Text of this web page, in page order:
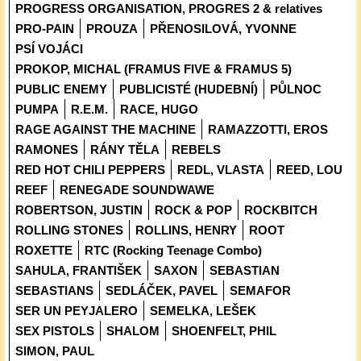
PROGRESS ORGANISATION, PROGRES 2 & relatives
PRO-PAIN
PROUZA
PŘENOSILOVÁ, YVONNE
PSÍ VOJÁCI
PROKOP, MICHAL (FRAMUS FIVE & FRAMUS 5)
PUBLIC ENEMY
PUBLICISTÉ (HUDEBNÍ)
PŮLNOC
PUMPA
R.E.M.
RACE, HUGO
RAGE AGAINST THE MACHINE
RAMAZZOTTI, EROS
RAMONES
RÁNY TĚLA
REBELS
RED HOT CHILI PEPPERS
REDL, VLASTA
REED, LOU
REEF
RENEGADE SOUNDWAWE
ROBERTSON, JUSTIN
ROCK & POP
ROCKBITCH
ROLLING STONES
ROLLINS, HENRY
ROOT
ROXETTE
RTC (Rocking Teenage Combo)
SAHULA, FRANTIŠEK
SAXON
SEBASTIAN
SEBASTIANS
SEDLÁČEK, PAVEL
SEMAFOR
SER UN PEYJALERO
SEMELKA, LEŠEK
SEX PISTOLS
SHALOM
SHOENFELT, PHIL
SIMON, PAUL